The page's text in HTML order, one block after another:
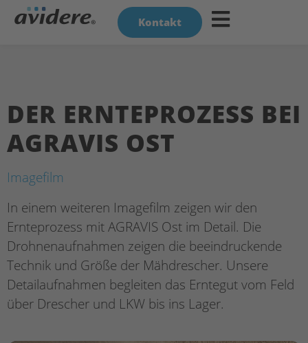
Kontakt
DER ERNTEPROZESS BEI
AGRAVIS OST
Imagefilm
In einem weiteren Imagefilm zeigen wir den
Ernteprozess mit AGRAVIS Ost im Detail. Die
Drohnenaufnahmen zeigen die beeindruckende
Technik und Größe der Mähdrescher. Unsere
Detailaufnahmen begleiten das Erntegut vom Feld
über Drescher und LKW bis ins Lager.